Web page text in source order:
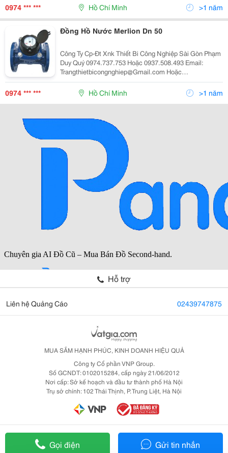
0974 *** *** Hồ Chí Minh >1 năm
Đồng Hồ Nước Merlion Dn 50
Công Ty Cp-Đt Xnk Thiết Bi Công Nghiệp Sài Gòn Phạm
Duy Quý 0974.737.753 Hoặc 0937.508.493 Email:
Trangthietbicongnghiep@Gmail.com Hoặc
Vandonghonuoc@Gmail.co M
0974 *** *** Hồ Chí Minh >1 năm
Gọi điện Gửi tin nhắn
Hỗ trợ
Liên hệ Quảng Cáo 02439747875
MUA SẮM HẠNH PHÚC, KINH DOANH HIỆU QUẢ
Công ty Cổ phần VNP Group.
Số GCNDT: 0102015284, cấp ngày 21/06/2012
Nơi cấp: Sở kế hoạch và đầu tư thành phố Hà Nội
Trụ sở chính: 102 Thái Thịnh, P. Trung Liệt, Hà Nội